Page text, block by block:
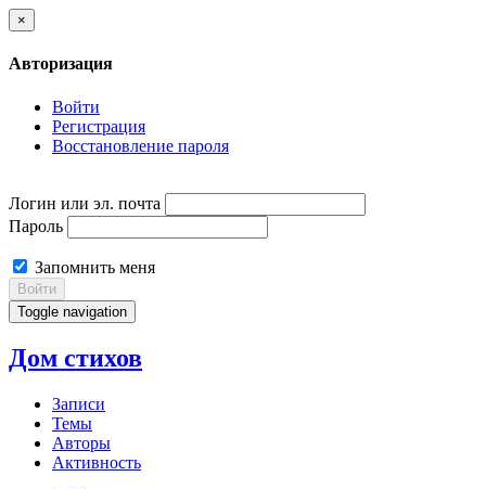
×
Авторизация
Войти
Регистрация
Восстановление пароля
Логин или эл. почта
Пароль
Запомнить меня
Войти
Toggle navigation
Дом стихов
Записи
Темы
Авторы
Активность